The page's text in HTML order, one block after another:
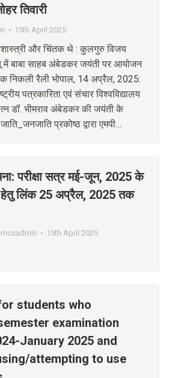
तिवारी
15th April 2025
और चिंतक थे : कुलगुरु विजय
में बाबा साहब अंबेडकर जयंती पर आयोजन
निकली रैली भोपाल, 14 अप्रैल, 2025:
पत्रकारिता एवं संचार विश्वविद्यालय
डॉ. भीमराव अंबेडकर की जयंती के
प्रकोष्ठ द्वारा एमपी…
परीक्षा सत्र मई-जून, 2025 के
हेतु लिंक 25 अप्रैल, 2025 तक
mcuadmin 15th April 2025
students who
examination
January 2025 and
attempting to use